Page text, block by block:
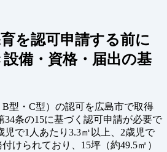
を認可申請する前に
備・資格・届出の基
型・C型）の認可を広島市で取得
条の15に基づく認可申請が必要で
児で1人あたり3.3㎡以上、2歳児で
けられており、15坪（約49.5㎡）